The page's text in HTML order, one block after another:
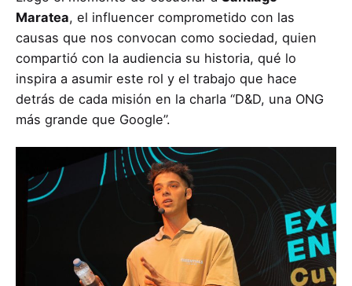
Maratea, el influencer comprometido con las
causas que nos convocan como sociedad, quien
compartió con la audiencia su historia, qué lo
inspira a asumir este rol y el trabajo que hace
detrás de cada misión en la charla “D&D, una ONG
más grande que Google”.